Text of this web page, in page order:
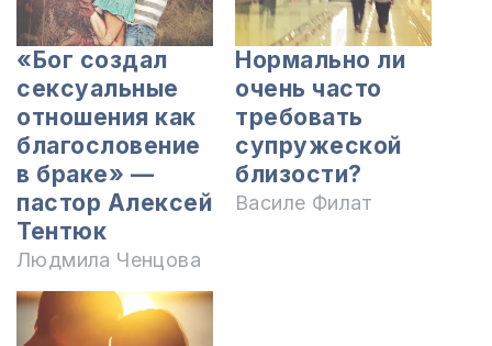
«Бог создал
сексуальные
отношения как
благословение
в браке» —
пастор Алексей
Тентюк
Людмила Ченцова
Нормально ли
очень часто
требовать
супружеской
близости?
Василе Филат